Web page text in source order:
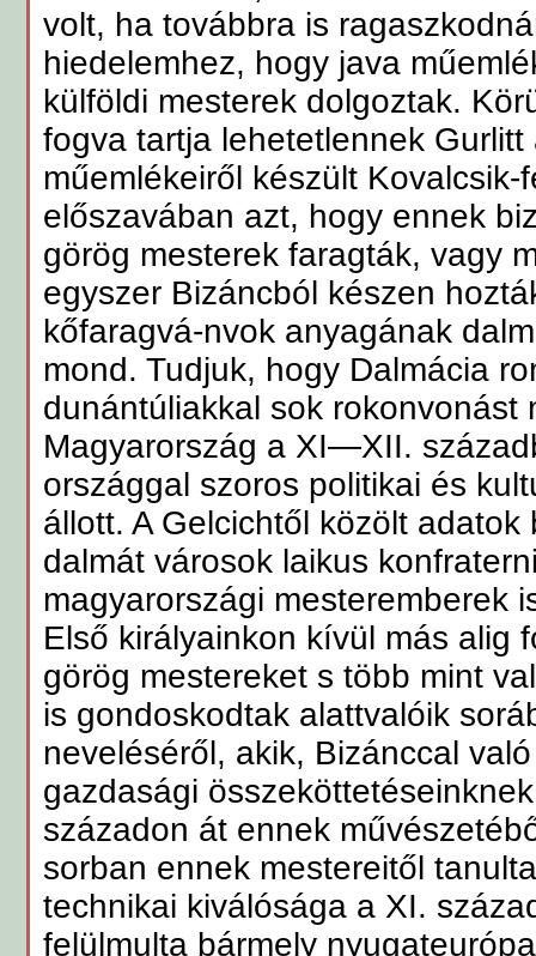
volt, ha továbbra is
hiedelemhez, hogy java
külföldi mesterek dolgoztak.
fogva tartja lehetetlennek Gurlitt
műemlékeiről készült
előszavában azt, hogy ennek
görög mesterek faragták, vagy
egyszer Bizáncból készen
kőfaragvá-nvok anyagának
mond. Tudjuk, hogy Dalmácia
dunántúliakkal sok rokonvonást
Magyarország a XI—XII.
országgal szoros politikai és
állott. A Gelcichtől közölt
dalmát városok laikus
magyarországi mesteremberek
Első királyainkon kívül más alig
görög mestereket s több mint
is gondoskodtak alattvalóik
neveléséről, akik, Bizánccal
gazdasági
századon át ennek
sorban ennek mestereitől
technikai kiválósága a XI.
felülmulta bármely